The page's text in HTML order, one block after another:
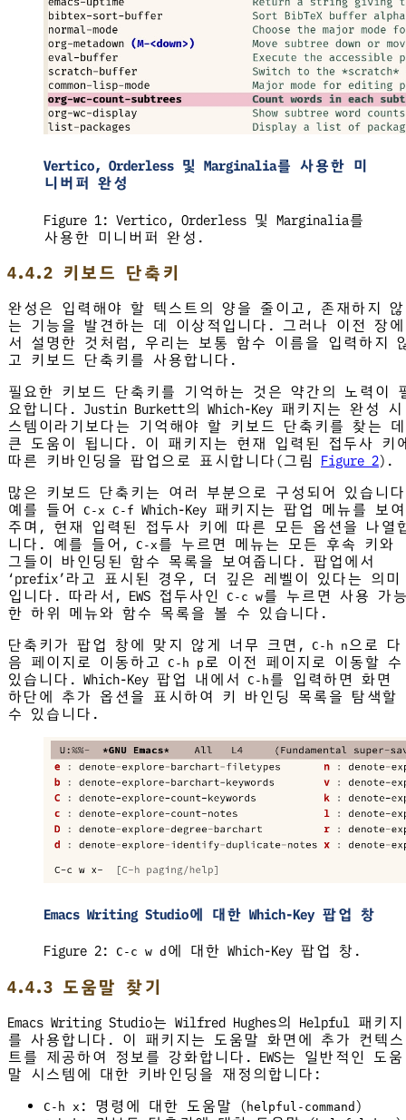
Vertico, Orderless 및 Marginalia를 사용한 미
니버퍼 완성
Figure 1: Vertico, Orderless 및 Marginalia를
사용한 미니버퍼 완성.
4.4.2 키보드 단축키
완성은 입력해야 할 텍스트의 양을 줄이고, 존재하지 않
는 기능을 발견하는 데 이상적입니다. 그러나 이전 장에
서 설명한 것처럼, 우리는 보통 함수 이름을 입력하지
고 키보드 단축키를 사용합니다.
필요한 키보드 단축키를 기억하는 것은 약간의 노력이
요합니다. Justin Burkett의 Which-Key 패키지는 완성 시
스템이라기보다는 기억해야 할 키보드 단축키를 찾는 데
큰 도움이 됩니다. 이 패키지는 현재 입력된 접두사 키
따른 키바인딩을 팝업으로 표시합니다(그림 Figure 2).
많은 키보드 단축키는 여러 부분으로 구성되어 있습니
예를 들어
C-x C-f Which-Key 패키지는 팝업 메뉴를 보여
주며, 현재 입력된 접두사 키에 따른 모든 옵션을 나열
니다. 예를 들어,
C-x 를 누르면 메뉴는 모든 후속 키와
그들이 바인딩된 함수 목록을 보여줍니다. 팝업에서
‘prefix’라고 표시된 경우, 더 깊은 레벨이 있다는 의미
입니다. 따라서, EWS 접두사인
C-c w를 누르면 사용 가
한 하위 메뉴와 함수 목록을 볼 수 있습니다.
단축키가 팝업 창에 맞지 않게 너무 크면,
C-h n 으로 다
음 페이지로 이동하고
C-h p 로 이전 페이지로 이동할 수
있습니다. Which-Key 팝업 내에서
C-h 를 입력하면 화면
하단에 추가 옵션을 표시하여 키 바인딩 목록을 탐색할
수 있습니다.
Emacs Writing Studio에 대한 Which-Key 팝업 창
Figure 2: C-c w d 에 대한 Which-Key 팝업 창.
4.4.3 도움말 찾기
Emacs Writing Studio는 Wilfred Hughes의 Helpful 패키지
를 사용합니다. 이 패키지는 도움말 화면에 추가 컨텍스
트를 제공하여 정보를 강화합니다. EWS는 일반적인 도움
말 시스템에 대한 키바인딩을 재정의합니다:
C-h x : 명령에 대한 도움말 ( helpful-command )